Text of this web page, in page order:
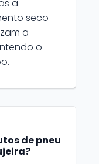
a
seco
a
o
de pneu